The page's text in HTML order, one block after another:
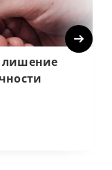
лишение
Next